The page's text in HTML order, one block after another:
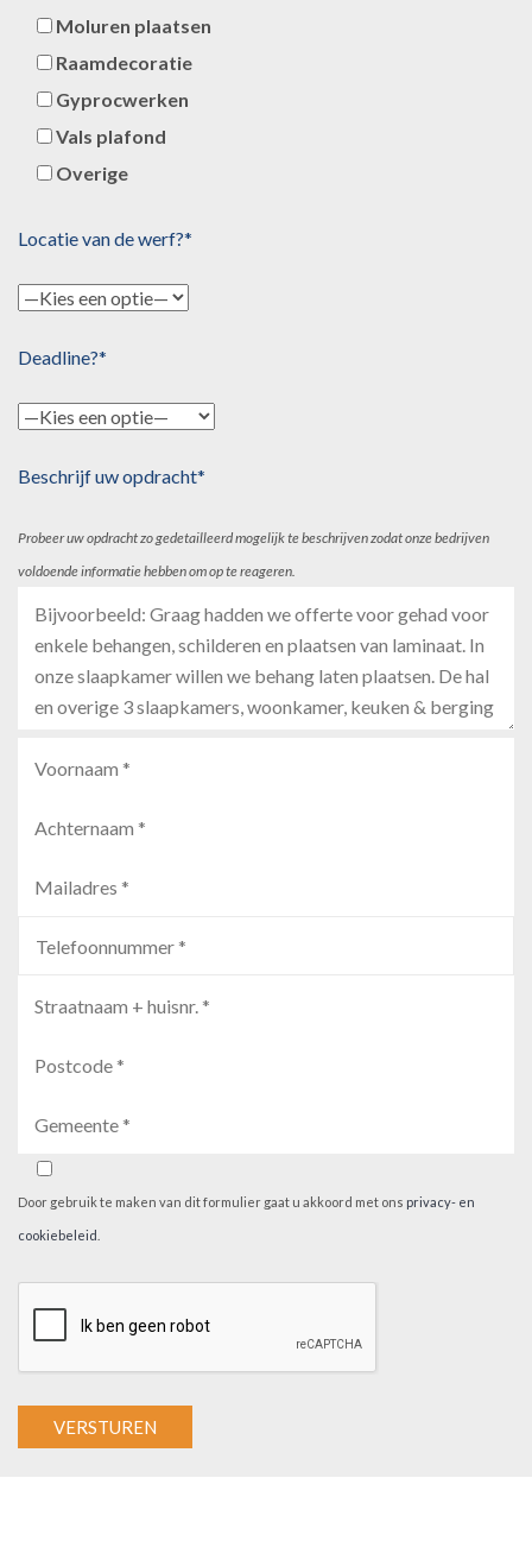
Moluren plaatsen
Raamdecoratie
Gyprocwerken
Vals plafond
Overige
Locatie van de werf?*
Deadline?*
Beschrijf uw opdracht*
Probeer uw opdracht zo gedetailleerd mogelijk te beschrijven zodat onze bedrijven
voldoende informatie hebben om op te reageren.
Door gebruik te maken van dit formulier gaat u akkoord met ons privacy- en
cookiebeleid